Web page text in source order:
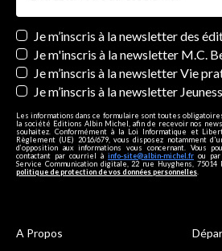
Newsletters
Je m’inscris à la newsletter des
Je m'inscris à la newsletter M.C.
Je m’inscris à la newsletter Vie
Je m’inscris à la newsletter
Les informations dans ce formulaire sont toutes
la société Editions Albin Michel, afin de recevoir nos
souhaitez. Conformément à la Loi Informatique et
Règlement (UE) 2016/679, vous disposez notamment
d’opposition aux informations vous concernant. Vous
contactant par courriel à info-site@albin-michel.fr ou
Service Communication digitale, 22 rue Huyghens, 75014
politique de protection de vos données personnelles
A Propos